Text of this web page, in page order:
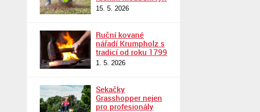
15. 5. 2026
Ruční kované
nářadí Krumpholz s
tradicí od roku 1799
1. 5. 2026
Sekačky
Grasshopper nejen
pro profesionály